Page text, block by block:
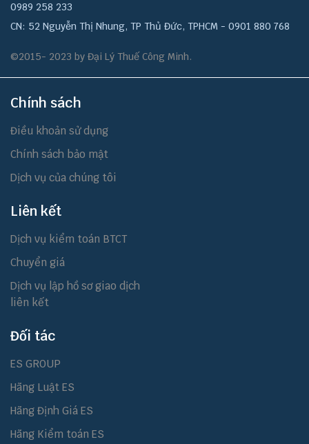
0989 258 233
CN: 52 Nguyễn Thị Nhung, TP Thủ Đức, TPHCM - 0901 880 768
©2015- 2023 by Đại Lý Thuế Công Minh.
Chính sách
Điều khoản sử dụng
Chính sách bảo mật
Dịch vụ của chúng tôi
Liên kết
Dịch vụ kiểm toán BTCT
Chuyển giá
Dịch vụ lập hồ sơ giao dịch
liên kết
Đối tác
ES GROUP
Hãng Luật ES
Hãng Định Giá ES
Hãng Kiểm toán ES